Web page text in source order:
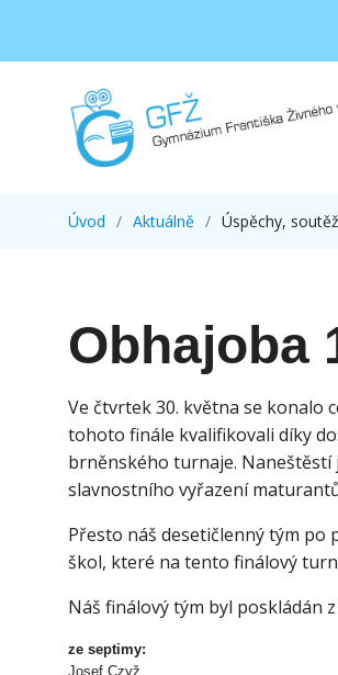
Úvod Aktuálně Úspěchy,
Obhajoba
Ve čtvrtek 30. května se konalo
tohoto finále kvalifikovali díky
brněnského turnaje.
slavnostního vyřazení
Přesto náš desetičlenný tým po
škol, které na tento finálový
Náš finálový tým byl poskládán
ze septimy:
Josef Czyž